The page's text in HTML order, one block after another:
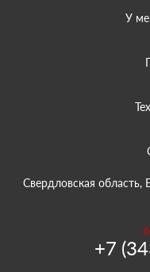
У
Свердловская область,
+7